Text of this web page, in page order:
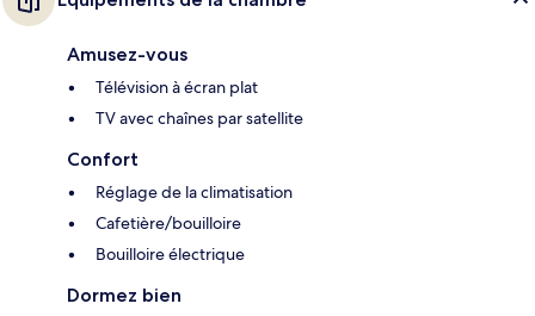
Amusez-vous
Télévision à écran plat
TV avec chaînes par satellite
Confort
Réglage de la climatisation
Cafetière/bouilloire
Bouilloire électrique
Dormez bien